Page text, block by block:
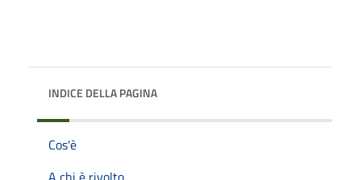
INDICE DELLA PAGINA
Cos'è